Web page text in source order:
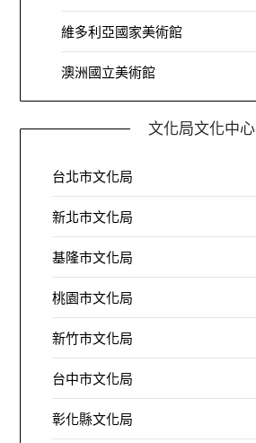
維多利亞國家美術館
澳洲國立美術館
文化局文化中心
台北市文化局
新北市文化局
基隆市文化局
桃園市文化局
新竹市文化局
台中市文化局
彰化縣文化局